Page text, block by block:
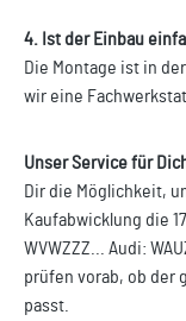
4. Ist der Einbau
Die Montage ist in
wir eine
Unser Service für
Dir die Möglichkeit,
Kaufabwicklung die
WVWZZZ... Audi:
prüfen vorab, ob der
passt.